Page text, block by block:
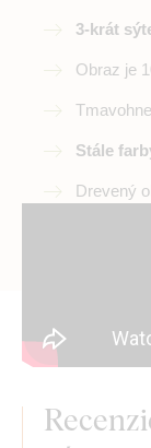
3-krát
Obraz je
Stále
Drevený